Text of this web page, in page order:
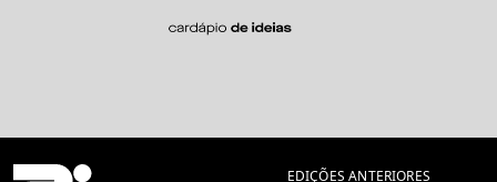
EDIÇÕES ANTERIORES